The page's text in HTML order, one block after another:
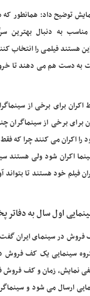
توضیح داد: همانطور که
به دنبال بهترین
این هستند فیلمی را انتخاب
به دست هم می دهند تا
اکران برای برخی از
برای برخی از سینماگران
را اکران می کنند چرا که
اکران شود ولی هستند
فیلم خود هستند تا بتواند
اول سال به دفاتر
فروش در سینمای ایران
سینمایی یک کف فروش
نمایش، زمان و کف فروش
ارسال می شود و